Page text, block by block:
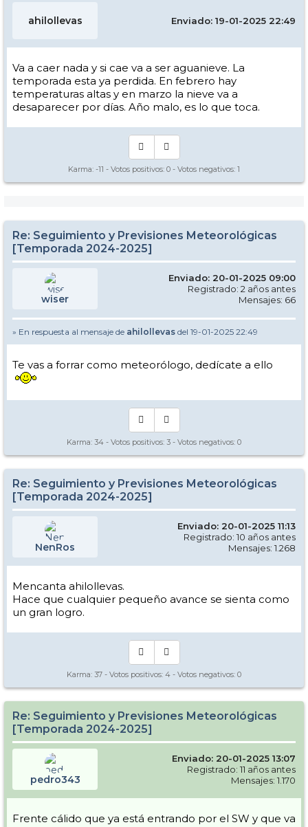
ahilollevas Enviado: 19-01-2025 22:49
Va a caer nada y si cae va a ser aguanieve. La
temporada esta ya perdida. En febrero hay
temperaturas altas y en marzo la nieve va a
desaparecer por días. Año malo, es lo que toca.
Karma: -11 - Votos positivos: 0 - Votos negativos: 1
Re: Seguimiento y Previsiones Meteorológicas
[Temporada 2024-2025]
wiser
Enviado: 20-01-2025 09:00
Registrado: 2 años antes
Mensajes: 66
» En respuesta al mensaje de ahilollevas del 19-01-2025 22:49
Te vas a forrar como meteorólogo, dedícate a ello
Karma: 34 - Votos positivos: 3 - Votos negativos: 0
Re: Seguimiento y Previsiones Meteorológicas
[Temporada 2024-2025]
NenRos
Enviado: 20-01-2025 11:13
Registrado: 10 años antes
Mensajes: 1.268
Mencanta ahilollevas.
Hace que cualquier pequeño avance se sienta como
un gran logro.
Karma: 37 - Votos positivos: 4 - Votos negativos: 0
Re: Seguimiento y Previsiones Meteorológicas
[Temporada 2024-2025]
pedro343
Enviado: 20-01-2025 13:07
Registrado: 11 años antes
Mensajes: 1.170
Frente cálido que ya está entrando por el SW y que va